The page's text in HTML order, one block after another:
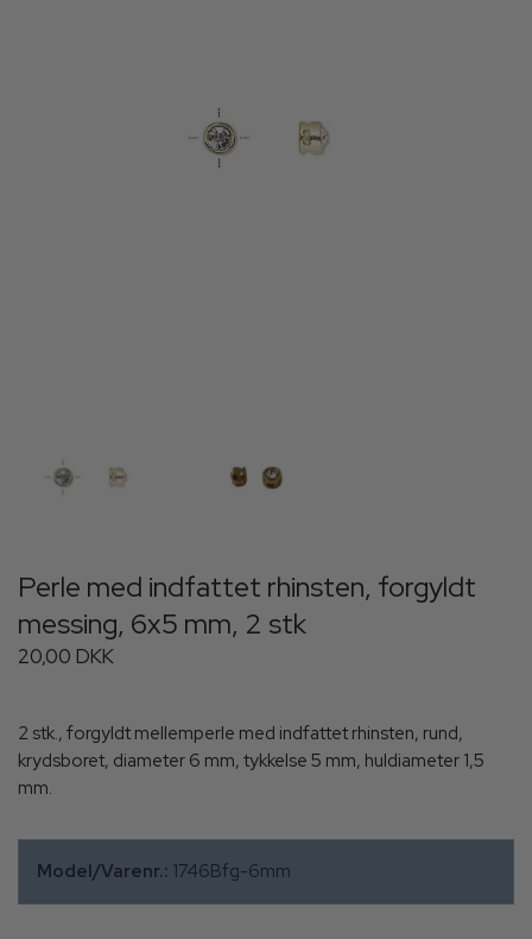
Perle med indfattet rhinsten, forgyldt
messing, 6x5 mm, 2 stk
20,00 DKK
2 stk., forgyldt mellemperle med indfattet rhinsten, rund,
krydsboret, diameter 6 mm, tykkelse 5 mm, huldiameter 1,5
mm.
Model/Varenr.: 1746Bfg-6mm